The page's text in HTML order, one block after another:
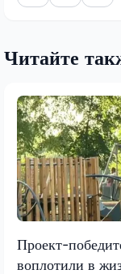
Читайте
Проект-
воплотили в